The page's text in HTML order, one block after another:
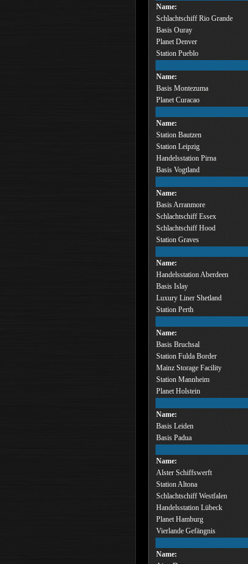
Name:
Schlachtschiff Rio Grande
Basis Ouray
Planet Denver
Station Pueblo
Name:
Basis Montezuma
Planet Curacao
Name:
Station Bautzen
Station Leipzig
Handelsstation Pirna
Basis Vogtland
Name:
Basis Arranmore
Schlachtschiff Essex
Schlachtschiff Hood
Station Graves
Name:
Handelsstation Aberdeen
Basis Islay
Luxury Liner Shetland
Station Perth
Name:
Basis Bruchsal
Station Fulda Border
Mainz Storage Facility
Station Mannheim
Planet Holstein
Name:
Basis Leiden
Basis Padua
Name:
Alster Schiffswerft
Station Altona
Schlachtschiff Westfalen
Handelsstation Lübeck
Planet Hamburg
Vierlande Gefängnis
Name: